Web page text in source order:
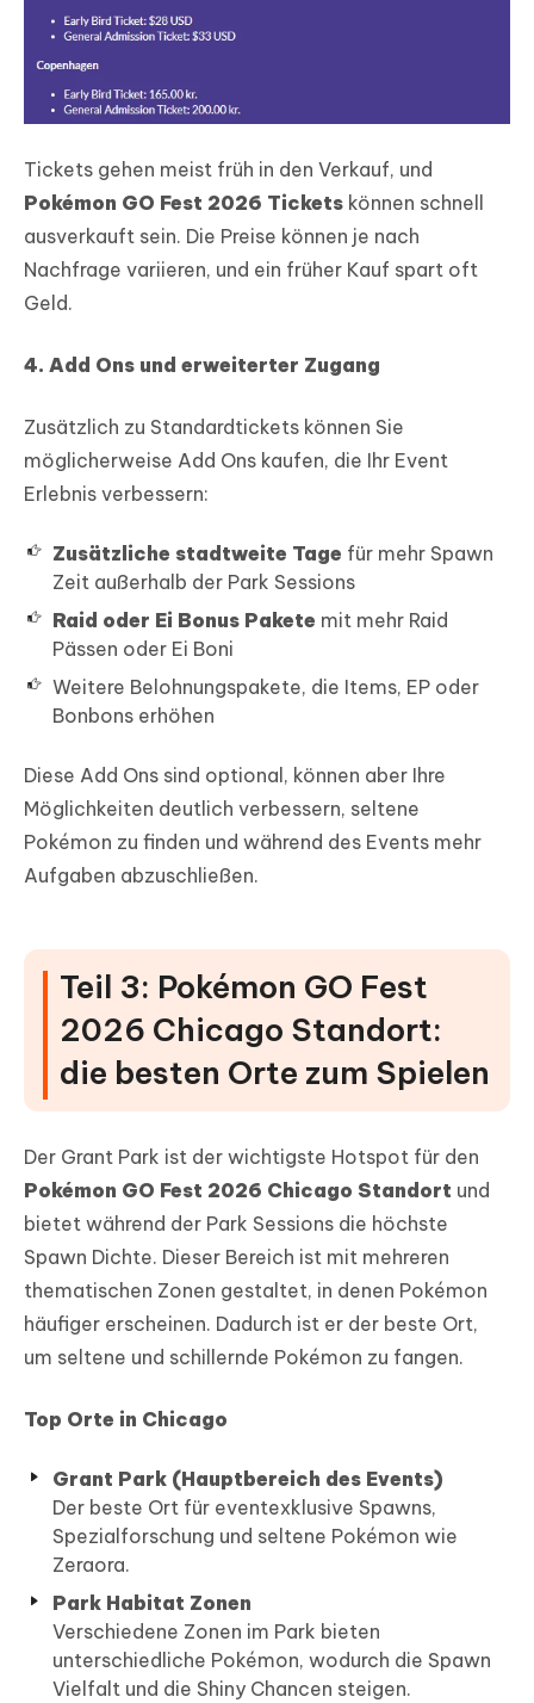
Tickets gehen meist früh in den Verkauf, und
Pokémon GO Fest 2026 Tickets können schnell
ausverkauft sein. Die Preise können je nach
Nachfrage variieren, und ein früher Kauf spart oft
Geld.
4. Add Ons und erweiterter Zugang
Zusätzlich zu Standardtickets können Sie
möglicherweise Add Ons kaufen, die Ihr Event
Erlebnis verbessern:
Zusätzliche stadtweite Tage für mehr Spawn
Zeit außerhalb der Park Sessions
Raid oder Ei Bonus Pakete mit mehr Raid
Pässen oder Ei Boni
Weitere Belohnungspakete, die Items, EP oder
Bonbons erhöhen
Diese Add Ons sind optional, können aber Ihre
Möglichkeiten deutlich verbessern, seltene
Pokémon zu finden und während des Events mehr
Aufgaben abzuschließen.
Teil 3: Pokémon GO Fest
2026 Chicago Standort:
die besten Orte zum Spielen
Der Grant Park ist der wichtigste Hotspot für den
Pokémon GO Fest 2026 Chicago Standort und
bietet während der Park Sessions die höchste
Spawn Dichte. Dieser Bereich ist mit mehreren
thematischen Zonen gestaltet, in denen Pokémon
häufiger erscheinen. Dadurch ist er der beste Ort,
um seltene und schillernde Pokémon zu fangen.
Top Orte in Chicago
Grant Park (Hauptbereich des Events)
Der beste Ort für eventexklusive Spawns,
Spezialforschung und seltene Pokémon wie
Zeraora.
Park Habitat Zonen
Verschiedene Zonen im Park bieten
unterschiedliche Pokémon, wodurch die Spawn
Vielfalt und die Shiny Chancen steigen.